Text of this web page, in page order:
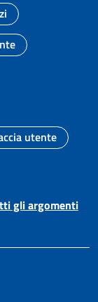
Argomento:
utente
gli argomenti